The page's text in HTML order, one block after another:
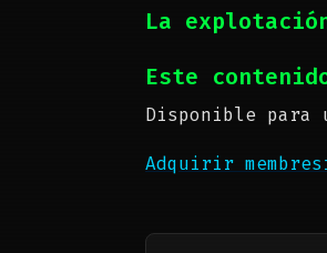
La
Este
Disponible para
Adquirir